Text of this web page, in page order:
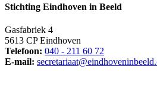
Stichting Eindhoven in Beeld
Gasfabriek 4
5613 CP Eindhoven
Telefoon: 040 - 211 60 72
E-mail: